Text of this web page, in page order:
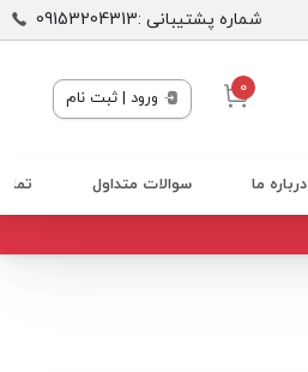
شماره پشتیبانی :09153204313
0 ورود | ثبت نام
درباره ما سوالات متداول